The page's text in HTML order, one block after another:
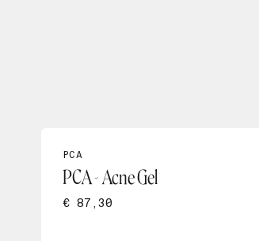
PCA
PCA - Acne Gel
€ 87,30